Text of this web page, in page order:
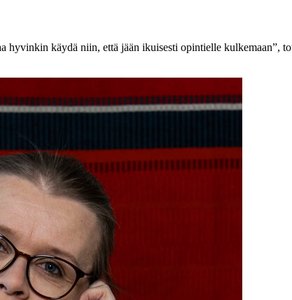
hyvinkin käydä niin, että jään ikuisesti opintielle kulkemaan”,